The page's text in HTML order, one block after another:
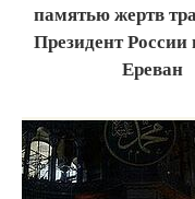
памятью жертв
Президент
Ереван